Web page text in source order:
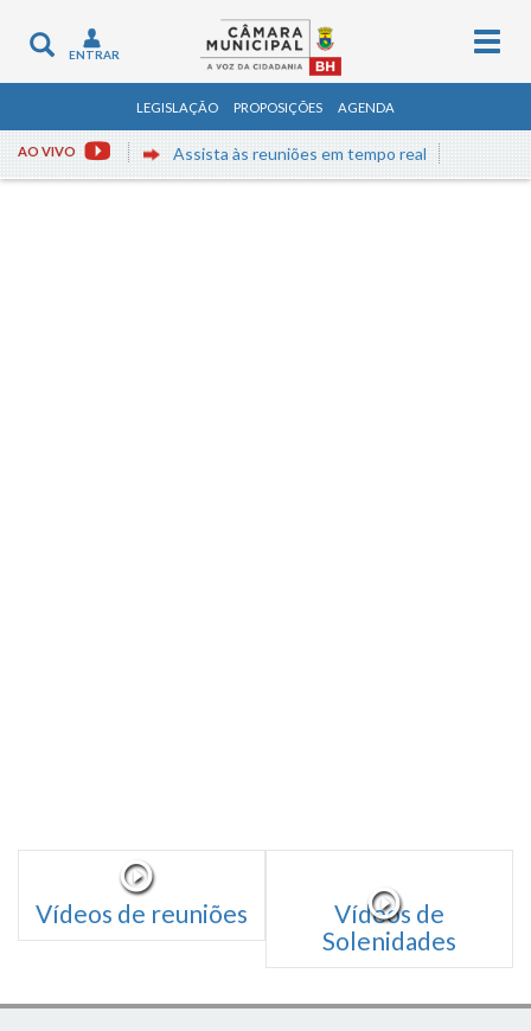
Toggle
navigation
ENTRAR
LEGISLAÇÃO PROPOSIÇÕES AGENDA
AO VIVO Assista às reuniões em tempo real
Vídeos de reuniões
Vídeos de
Solenidades